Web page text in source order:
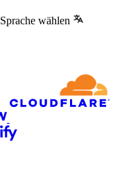
Sprache wählen